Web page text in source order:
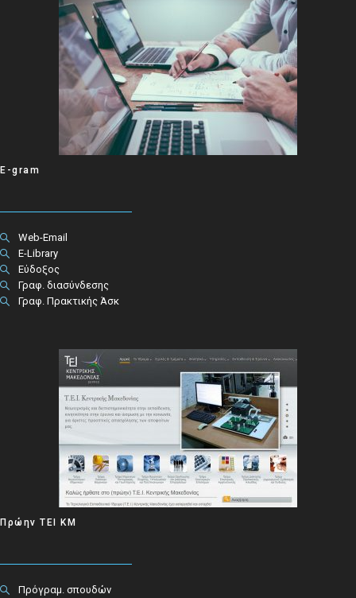
E-gram
Web-Email
E-Library
Εύδοξος
Γραφ. διασύνδεσης
Γραφ. Πρακτικής Άσκ
Πρώην ΤΕΙ ΚΜ
Πρόγραμ. σπουδών